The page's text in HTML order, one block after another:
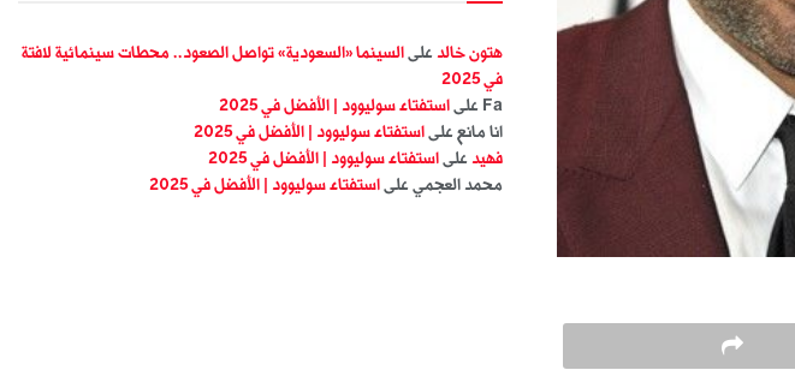
هتون خالد على السينما «السعودية» تواصل الصعود.. محطات سينمائية لافتة
في 2025
Fa على استفتاء سوليوود | الأفضل في 2025
انا مانع على استفتاء سوليوود | الأفضل في 2025
فهيد على استفتاء سوليوود | الأفضل في 2025
محمد العجمي على استفتاء سوليوود | الأفضل في 2025